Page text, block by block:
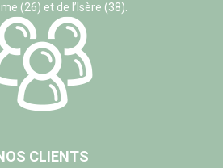
(26) et de l’Isère (38).
CLIENTS